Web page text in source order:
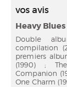
vos avis
Heavy Blues
Double
compilation
premiers
(1990) ;
Companion
One Charm